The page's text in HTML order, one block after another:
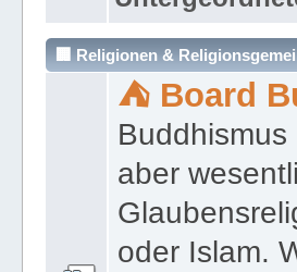
🏢 Religionen &
⛺ Board
aber
oder Islam.